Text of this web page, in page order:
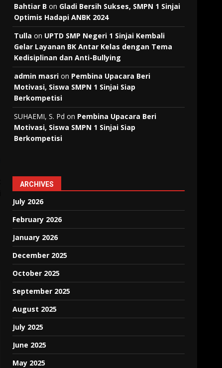
Bahtiar B on Gladi Bersih Sukses, SMPN 1 Sinjai
Optimis Hadapi ANBK 2024
Tulla on UPTD SMP Negeri 1 Sinjai Kembali
Gelar Layanan BK Antar Kelas dengan Tema
Kedisiplinan dan Anti-Bullying
admin masri on Pembina Upacara Beri
Motivasi, Siswa SMPN 1 Sinjai Siap
Berkompetisi
SUHAEMI, S. Pd on Pembina Upacara Beri
Motivasi, Siswa SMPN 1 Sinjai Siap
Berkompetisi
ARCHIVES
July 2026
February 2026
January 2026
December 2025
October 2025
September 2025
August 2025
July 2025
June 2025
May 2025